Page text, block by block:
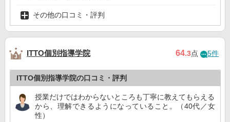
その他の口コミ・評判
ITTO個別指導学院 64.3点 5件
ITTO個別指導学院の口コミ・評判
授業だけではわからないところも丁寧に教えてもらえる
から、理解できるようになっていること。（40代／女
性）